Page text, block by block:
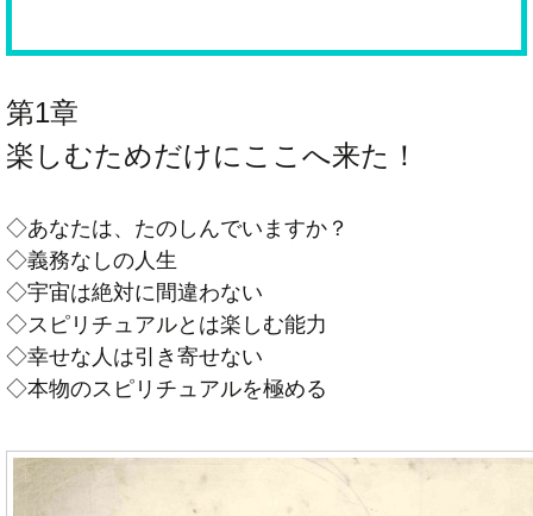
第1章
楽しむためだけにここへ来た！
◇あなたは、たのしんでいますか？
◇義務なしの人生
◇宇宙は絶対に間違わない
◇スピリチュアルとは楽しむ能力
◇幸せな人は引き寄せない
◇本物のスピリチュアルを極める